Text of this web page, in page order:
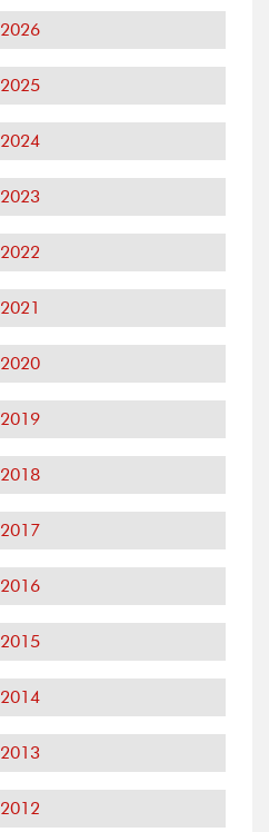
2026
2025
2024
2023
2022
2021
2020
2019
2018
2017
2016
2015
2014
2013
2012